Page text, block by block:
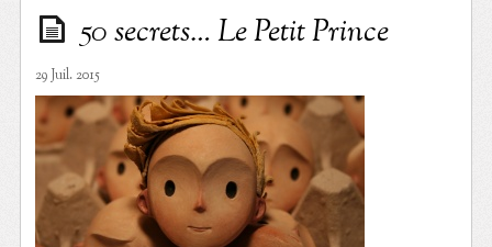
50 secrets… Le Petit Prince
29 Juil. 2015